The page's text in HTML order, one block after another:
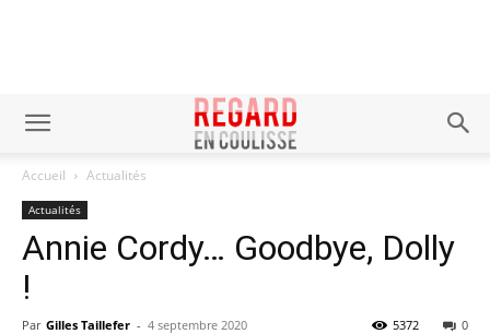
Accueil Actualités
Actualités
Annie Cordy… Goodbye, Dolly
!
Par Gilles Taillefer - 4 septembre 2020 0
5372